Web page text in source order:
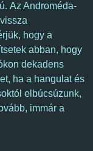
Az Androméda-
hogy a
abban, hogy
dekadens
ha a hangulat és
elbúcsúzunk,
immár a